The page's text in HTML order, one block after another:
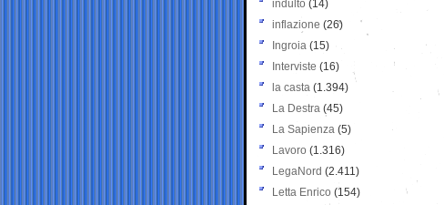
indulto (14)
inflazione (26)
Ingroia (15)
Interviste (16)
la casta (1.394)
La Destra (45)
La Sapienza (5)
Lavoro (1.316)
LegaNord (2.411)
Letta Enrico (154)